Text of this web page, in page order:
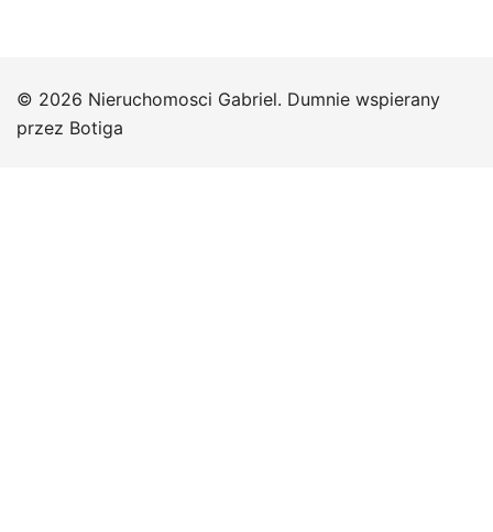
© 2026 Nieruchomosci Gabriel. Dumnie wspierany
przez Botiga